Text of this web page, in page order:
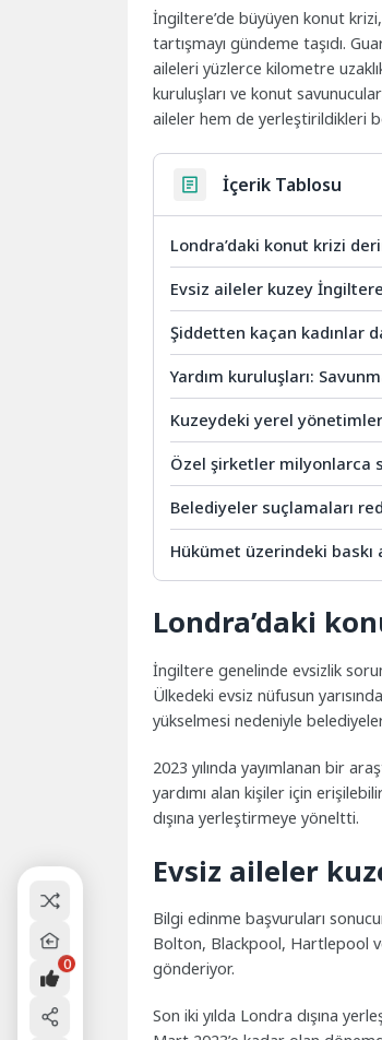
İngiltere’de büyüyen konut
tartışmayı gündeme taşıdı.
aileleri yüzlerce kilometre
kuruluşları ve konut
aileler hem de yerleştirildikleri
İçerik Tablosu
Londra’daki konut krizi
Evsiz aileler kuzey
Şiddetten kaçan kadınlar
Yardım kuruluşları:
Kuzeydeki yerel
Özel şirketler milyonlarca
Belediyeler suçlamaları
Hükümet üzerindeki baskı
Londra’daki
İngiltere genelinde evsizlik
Ülkedeki evsiz nüfusun
yükselmesi nedeniyle
2023 yılında yayımlanan bir
yardımı alan kişiler için
dışına yerleştirmeye yöneltti.
Evsiz aileler
Bilgi edinme başvuruları
Bolton, Blackpool, Hartlepool
gönderiyor.
Son iki yılda Londra dışına
0